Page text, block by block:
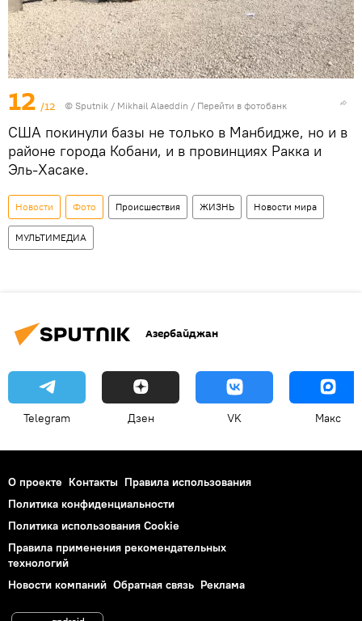
12 /12 © Sputnik / Mikhail Alaeddin / Перейти в фотобанк
США покинули базы не только в Манбидже, но и в
районе города Кобани, и в провинциях Ракка и
Эль-Хасаке.
Новости Фото Происшествия ЖИЗНЬ Новости мира
МУЛЬТИМЕДИА
Азербайджан
Telegram Дзен VK Макс
О проекте Контакты Правила использования
Политика конфиденциальности
Политика использования Cookie
Правила применения рекомендательных
технологий
Новости компаний Обратная связь Реклама